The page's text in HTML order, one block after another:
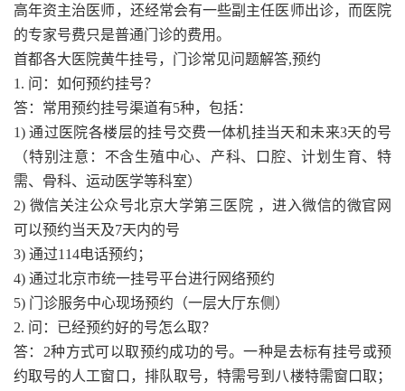
高年资主治医师，还经常会有一些副主任医师出诊，而医院
的专家号费只是普通门诊的费用。
首都各大医院黄牛挂号，门诊常见问题解答,预约
1. 问：如何预约挂号？
答：常用预约挂号渠道有5种，包括：
1) 通过医院各楼层的挂号交费一体机挂当天和未来3天的号
（特别注意：不含生殖中心、产科、口腔、计划生育、特
需、骨科、运动医学等科室）
2) 微信关注公众号北京大学第三医院 ，进入微信的微官网
可以预约当天及7天内的号
3) 通过114电话预约；
4) 通过北京市统一挂号平台进行网络预约
5) 门诊服务中心现场预约（一层大厅东侧）
2. 问：已经预约好的号怎么取？
答：2种方式可以取预约成功的号。一种是去标有挂号或预
约取号的人工窗口，排队取号，特需号到八楼特需窗口取；